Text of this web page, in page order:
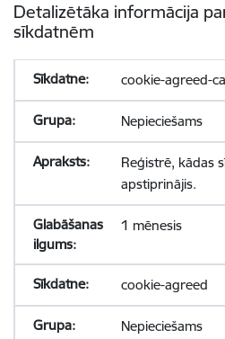
Detalizētāka informācija
sīkdatnēm
cookie-agreed-
Nepieciešams
Reģistrē, kādas
apstiprinājis.
1 mēnesis
cookie-agreed
Nepieciešams